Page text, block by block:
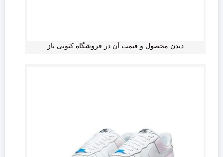
دیدن محصول و قیمت آن در فروشگاه کتونی باز